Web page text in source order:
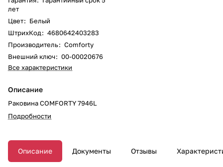
лет
Цвет: Белый
ШтрихКод: 4680642403283
Производитель: Comforty
Внешний ключ: 00-00020676
Все характеристики
Описание
Раковина COMFORTY 7946L
Подробности
Описание Документы Отзывы